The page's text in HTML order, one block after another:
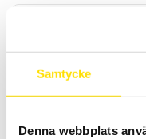
Samtycke
Denna webbplats
CA732